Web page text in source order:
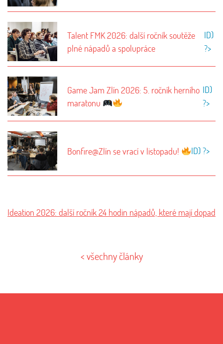
Talent FMK 2026: další ročník soutěže
plné nápadů a spolupráce
ID)
?>
Game Jam Zlín 2026: 5. ročník herního
maratonu
ID)
?>
Bonfire@Zlín se vrací v listopadu! ID) ?>
Ideation 2026: další ročník 24 hodin nápadů, které mají dopad
< všechny články